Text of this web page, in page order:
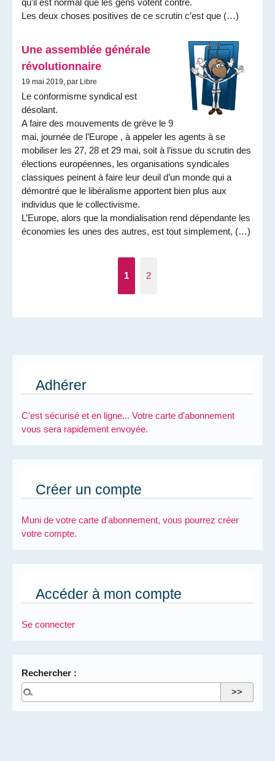
qu’il est normal que les gens votent contre.
Les deux choses positives de ce scrutin c’est que (…)
Une assemblée générale
révolutionnaire
19 mai 2019, par Libre
Le conformisme syndical est
désolant.
A faire des mouvements de grève le 9
mai, journée de l’Europe , à appeler les agents à se
mobiliser les 27, 28 et 29 mai, soit à l’issue du scrutin des
élections européennes, les organisations syndicales
classiques peinent à faire leur deuil d’un monde qui a
démontré que le libéralisme apportent bien plus aux
individus que le collectivisme.
L’Europe, alors que la mondialisation rend dépendante les
économies les unes des autres, est tout simplement, (…)
1 2
Adhérer
C'est sécurisé et en ligne... Votre carte d'abonnement
vous sera rapidement envoyée.
Créer un compte
Muni de votre carte d'abonnement, vous pourrez créer
votre compte.
Accéder à mon compte
Se connecter
Rechercher :